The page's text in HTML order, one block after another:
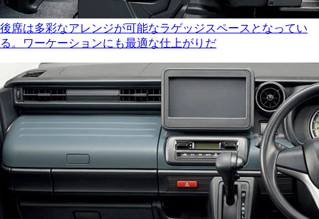
後席は多彩なアレンジが可能なラゲッジスペースとなってい
る。ワーケーションにも最適な仕上がりだ